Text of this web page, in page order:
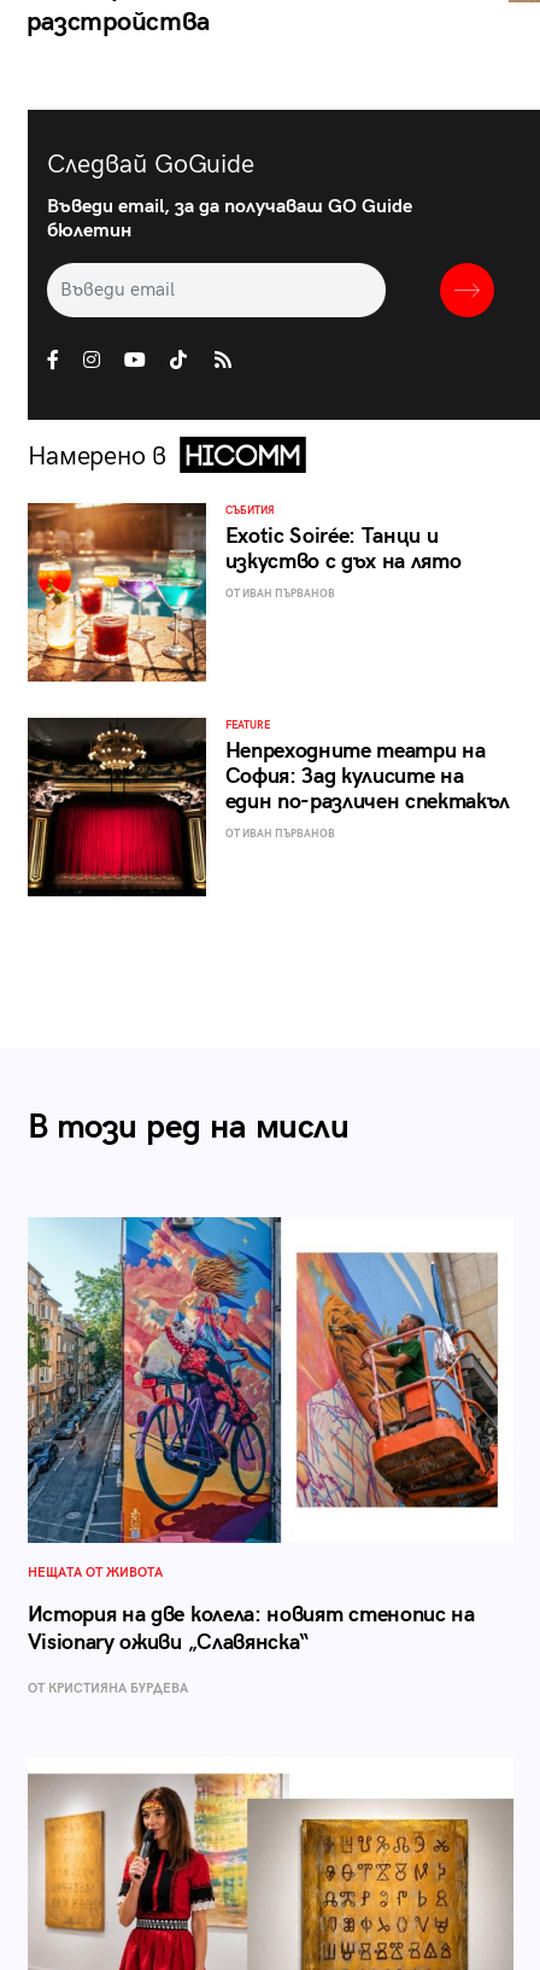
разстройства
Следвай GoGuide
Въведи email, за да получаваш GO Guide
бюлетин
Намерено в
СЪБИТИЯ
Exotic Soirée: Танци и
изкуство с дъх на лято
ОТ ИВАН ПЪРВАНОВ
FEATURE
Непреходните театри на
София: Зад кулисите на
един по-различен спектакъл
ОТ ИВАН ПЪРВАНОВ
В този ред на мисли
НЕЩАТА ОТ ЖИВОТА
История на две колела: новият стенопис на
Visionary оживи „Славянска“
ОТ КРИСТИЯНА БУРДЕВА